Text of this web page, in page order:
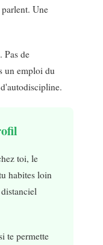
Une
de
un emploi du
toi, le
habites loin
te permette